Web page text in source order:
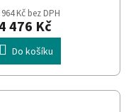
SDRAM 256
SSD Wi-Fi 6
Windows 10
Platinová
964 Kč bez DPH
476 Kč
Do košíku